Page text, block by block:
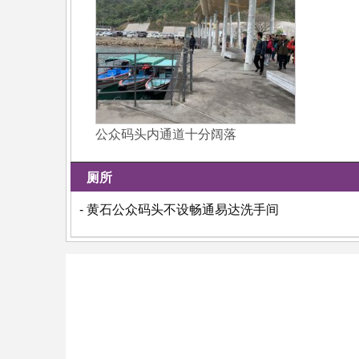
公众码头内通道十分阔落
厕所
- 黄石公众码头不设畅通易达洗手间